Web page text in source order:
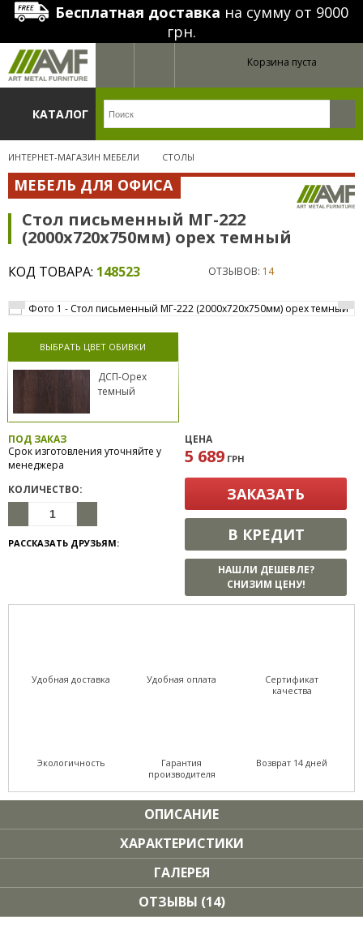
Бесплатная доставка на сумму от 9000
грн.
Корзина пуста
КАТАЛОГ
ИНТЕРНЕТ-МАГАЗИН МЕБЕЛИ СТОЛЫ
МЕБЕЛЬ ДЛЯ ОФИСА
Стол письменный МГ-222
(2000х720х750мм) орех темный
КОД ТОВАРА: 148523 ОТЗЫВОВ: 14
ВЫБРАТЬ ЦВЕТ ОБИВКИ
ДСП-Орех
темный
ПОД ЗАКАЗ
Срок изготовления уточняйте у
менеджера
КОЛИЧЕСТВО:
РАССКАЗАТЬ ДРУЗЬЯМ:
ЦЕНА
5 689 ГРН
ЗАКАЗАТЬ
В КРЕДИТ
НАШЛИ ДЕШЕВЛЕ?
СНИЗИМ ЦЕНУ!
Удобная доставка Удобная оплата
Сертификат
качества
Экологичность
Гарантия
производителя
Возврат 14 дней
ОПИСАНИЕ
ХАРАКТЕРИСТИКИ
ГАЛЕРЕЯ
ОТЗЫВЫ (14)